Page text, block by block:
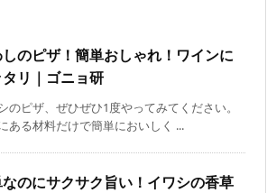
のピザ！簡単おしゃれ！ワインに
タリ｜ゴニョ研
のピザ、ぜひぜひ1度やってみてください。
ある材料だけで簡単においしく ...
のにサクサク旨い！イワシの香草